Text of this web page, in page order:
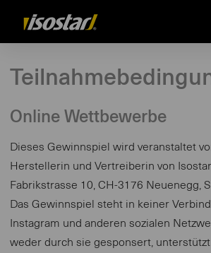
isostar.ch
Online Wettbewerbe
Dieses Gewinnspiel wird veranstaltet
Herstellerin und Vertreiberin von
Fabrikstrasse 10, CH-3176 Neuenegg,
Das Gewinnspiel steht in keiner
Instagram und anderen sozialen
weder durch sie gesponsert,